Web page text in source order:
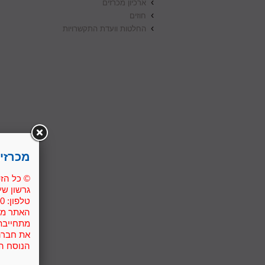
› ארכיון מכרזים
› חוזים
› החלטות וועדת התקשרויות
© כל
גרשון שץ גגה 6
טלפון: 03-7610300 פקס: 03-7610333.
האתר
את
הנוסח